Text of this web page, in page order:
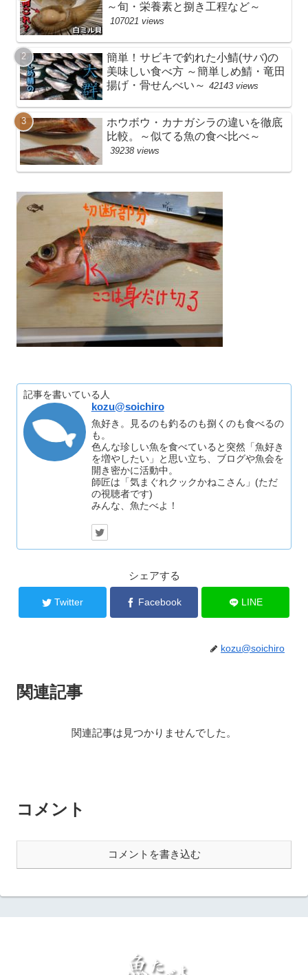
～旬・栄養素と捌き工程など～
107021 views
簡単！サビキで釣れた小鯖(サバ)の
美味しい食べ方 ～簡単しめ鯖・竜田
揚げ・骨せんべい～ 42143 views
ホウボウ・カナガシラの違いを徹底
比較。～似てる魚の食べ比べ～
39238 views
記事を書いている人
kozu@soichiro
魚好き。見るのも釣るのも捌くのも食べるの
も。
色んな珍しい魚を食べていると突然「魚好き
を増やしたい」と思い立ち、ブログや魚会を
開き密かに活動中。
師匠は「気まぐれクックかねこさん」(ただ
の視聴者です)
みんな、魚たべよ！
シェアする
Twitter Facebook LINE
kozu@soichiro
関連記事
関連記事は見つかりませんでした。
コメント
コメントを書き込む